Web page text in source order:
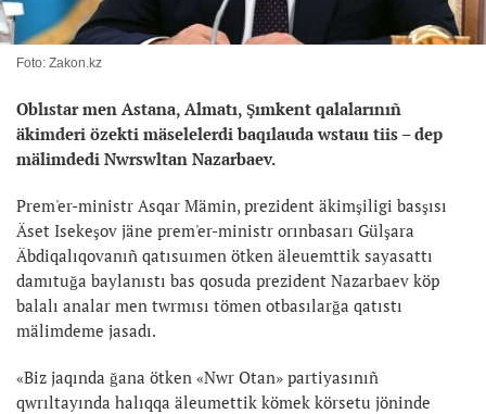
Foto: Zakon.kz
Oblıstar men Astana, Almatı, Şımkent qalalarınıñ
äkimderi özekti mäselelerdi baqılauda wstauı tiis – dep
mälimdedi Nwrswltan Nazarbaev.
Prem'er-ministr Asqar Mämin, prezident äkimşiligi basşısı
Äset Isekeşov jäne prem'er-ministr orınbasarı Gülşara
Äbdiqalıqovanıñ qatısuımen ötken äleuemttik sayasattı
damıtuğa baylanıstı bas qosuda prezident Nazarbaev köp
balalı analar men twrmısı tömen otbasılarğa qatıstı
mälimdeme jasadı.
«Biz jaqında ğana ötken «Nwr Otan» partiyasınıñ
qwrıltayında halıqqa äleumettik kömek körsetu jöninde